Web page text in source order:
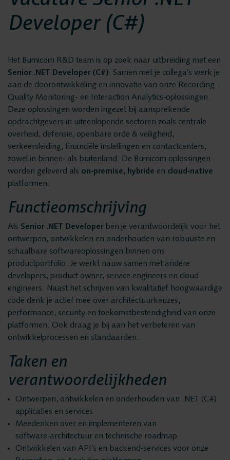
security
Vacatures
Oplossingen
Recording
Voice logging
Messaging Recording
Quality Monitoring
Insights Analytics
Interaction Analytics
Spraakanalyse
Cloud Recorder
Branches
Customer Contact
Messaging Recording
Quality Monitoring
Interaction Analytics
Spraakanalyse
Cloud Recorder
Branches
Customer Contact Centers
Financiële Instellingen
Openbare Orde & Veiligheid
Verkeersleiding
Providers
Producten
ASC
Storavox
FlexREC
LeapXpert
Nexidia
Projecten
Nieuws
Service
Helpdesk
24/7 Support
Developer (C#)
Het Bumicom R&D team is op zoek naar uitbreiding met een
Senior .NET Developer (C#). Samen met je collega’s werk je
aan de doorontwikkeling en innovatie van onze Recording-,
Quality Monitoring- en Interaction Analytics‑oplossingen.
Deze oplossingen worden ingezet bij aansprekende
opdrachtgevers in uiteenlopende sectoren zoals centrale
overheid, defensie, openbare orde & veiligheid,
verkeersleiding, financiële instellingen en contactcenters,
zowel in binnen‑ als buitenland. De Bumicom oplossingen
worden geleverd als on‑premise, hybride en cloud‑native
platformen.
Functieomschrijving
Als Senior .NET Developer ben je verantwoordelijk voor het
ontwerpen, ontwikkelen en onderhouden van robuuste en
schaalbare softwareoplossingen binnen ons
productportfolio. Je werkt nauw samen met andere
developers, product owner, service engineers en cloud
engineers. Naast het schrijven van kwalitatief hoogwaardige
code denk je actief mee over architectuurkeuzes,
performance, security en toekomstbestendigheid van onze
platformen. Ook draag je bij aan het verbeteren van
ontwikkelprocessen en standaarden.
Taken en
verantwoordelijkheden
Ontwerpen, ontwikkelen en onderhouden van .NET (C#)
applicaties en services
Meedenken over en implementeren van
software‑architectuur en technische roadmap
Ontwikkelen van API’s en backend‑services voor onze